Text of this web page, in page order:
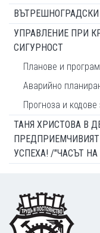
УПРАВЛЕНИЕ ПРИ
СИГУРНОСТ
Планове и
Аварийно
Прогноза и
ТАНЯ ХРИСТОВА В
УСПЕХА! /"ЧАСЪТ НА
Footer